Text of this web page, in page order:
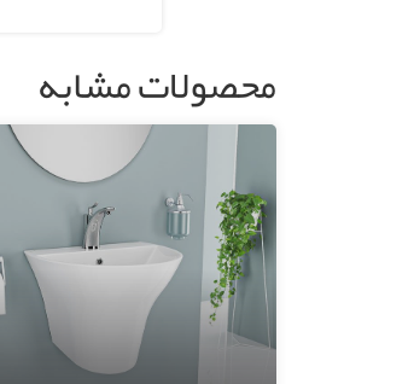
محصولات مشابه